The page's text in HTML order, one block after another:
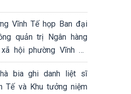
Vĩnh Tế họp Ban đại
quản trị Ngân hàng
hội phường Vĩnh Tế
bia ghi danh liệt sĩ
Tế và Khu tưởng niệm